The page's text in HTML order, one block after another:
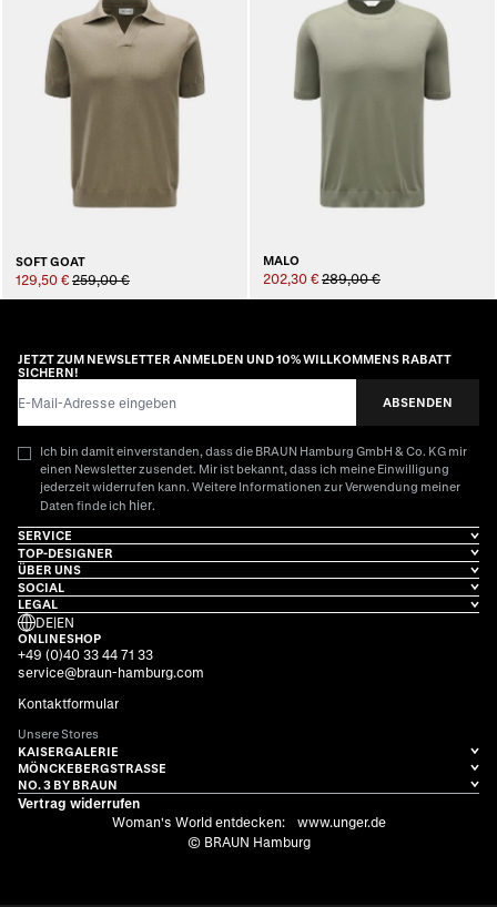
SOFT GOAT
129,50 € 259,00 €
MALO
202,30 € 289,00 €
JETZT ZUM NEWSLETTER ANMELDEN UND 10% WILLKOMMENS RABATT
SICHERN!
ABSENDEN
Ich bin damit einverstanden, dass die BRAUN Hamburg GmbH & Co. KG mir
einen Newsletter zusendet. Mir ist bekannt, dass ich meine Einwilligung
jederzeit widerrufen kann. Weitere Informationen zur Verwendung meiner
Daten finde ich hier.
SERVICE
TOP-DESIGNER
ÜBER UNS
SOCIAL
LEGAL
DE|EN
ONLINESHOP
+49 (0)40 33 44 71 33
service@braun-hamburg.com
Kontaktformular
Unsere Stores
KAISERGALERIE
MÖNCKEBERGSTRASSE
NO. 3 BY BRAUN
Vertrag widerrufen
Woman's World entdecken:
www.unger.de
© BRAUN Hamburg